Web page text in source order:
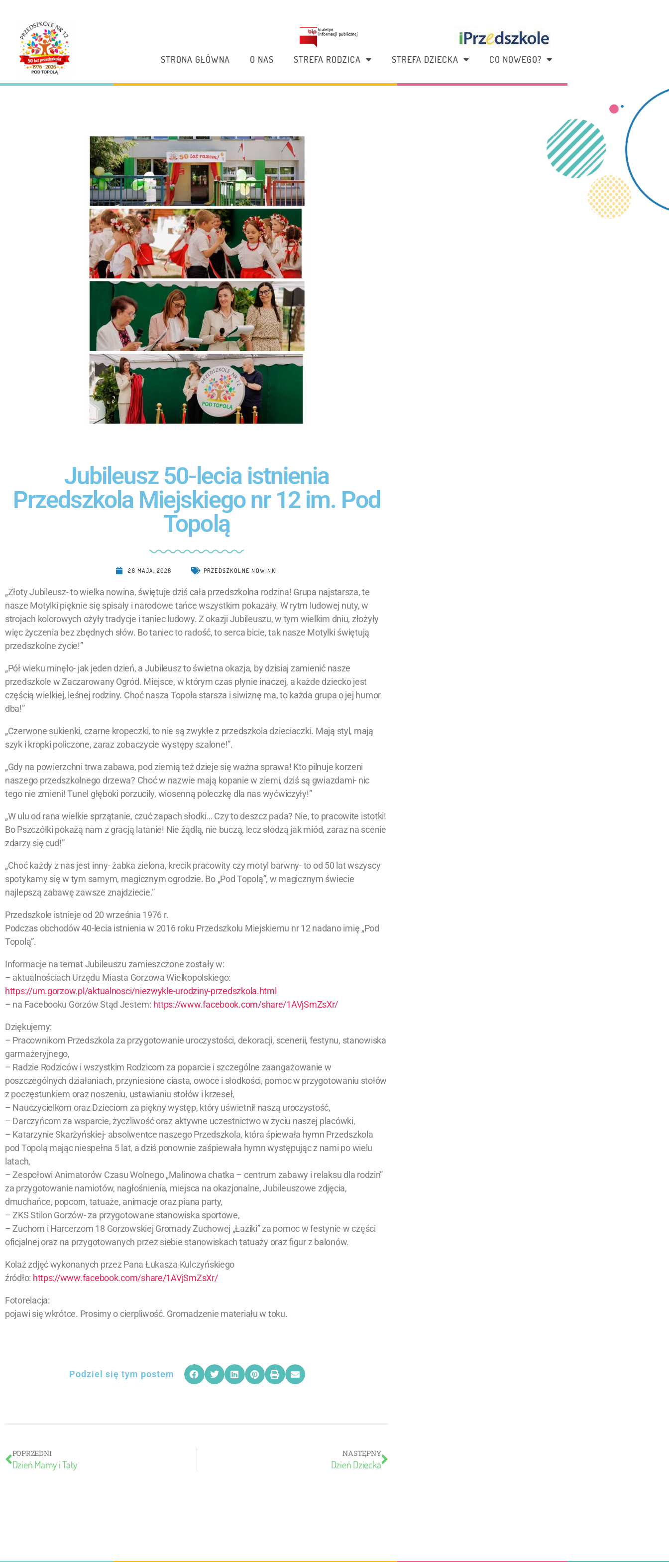
STRONA GŁÓWNA O NAS STREFA RODZICA STREFA DZIECKA CO NOWEGO?
Jubileusz 50-lecia istnienia
Przedszkola Miejskiego nr 12 im. Pod
Topolą
28 MAJA, 2026 PRZEDSZKOLNE NOWINKI
„Złoty Jubileusz- to wielka nowina, świętuje dziś cała przedszkolna rodzina! Grupa najstarsza, te
nasze Motylki pięknie się spisały i narodowe tańce wszystkim pokazały. W rytm ludowej nuty, w
strojach kolorowych ożyły tradycje i taniec ludowy. Z okazji Jubileuszu, w tym wielkim dniu, złożyły
więc życzenia bez zbędnych słów. Bo taniec to radość, to serca bicie, tak nasze Motylki świętują
przedszkolne życie!”
„Pół wieku minęło- jak jeden dzień, a Jubileusz to świetna okazja, by dzisiaj zamienić nasze
przedszkole w Zaczarowany Ogród. Miejsce, w którym czas płynie inaczej, a każde dziecko jest
częścią wielkiej, leśnej rodziny. Choć nasza Topola starsza i siwiznę ma, to każda grupa o jej humor
dba!”
„Czerwone sukienki, czarne kropeczki, to nie są zwykłe z przedszkola dzieciaczki. Mają styl, mają
szyk i kropki policzone, zaraz zobaczycie występy szalone!”.
„Gdy na powierzchni trwa zabawa, pod ziemią też dzieje się ważna sprawa! Kto pilnuje korzeni
naszego przedszkolnego drzewa? Choć w nazwie mają kopanie w ziemi, dziś są gwiazdami- nic
tego nie zmieni! Tunel głęboki porzuciły, wiosenną poleczkę dla nas wyćwiczyły!”
„W ulu od rana wielkie sprzątanie, czuć zapach słodki… Czy to deszcz pada? Nie, to pracowite istotki!
Bo Pszczółki pokażą nam z gracją latanie! Nie żądlą, nie buczą, lecz słodzą jak miód, zaraz na scenie
zdarzy się cud!”
„Choć każdy z nas jest inny- żabka zielona, krecik pracowity czy motyl barwny- to od 50 lat wszyscy
spotykamy się w tym samym, magicznym ogrodzie. Bo „Pod Topolą”, w magicznym świecie
najlepszą zabawę zawsze znajdziecie.”
Przedszkole istnieje od 20 września 1976 r.
Podczas obchodów 40-lecia istnienia w 2016 roku Przedszkolu Miejskiemu nr 12 nadano imię „Pod
Topolą”.
Informacje na temat Jubileuszu zamieszczone zostały w:
– aktualnościach Urzędu Miasta Gorzowa Wielkopolskiego:
https://um.gorzow.pl/aktualnosci/niezwykle-urodziny-przedszkola.html
– na Facebooku Gorzów Stąd Jestem: https://www.facebook.com/share/1AVjSmZsXr/
Dziękujemy:
– Pracownikom Przedszkola za przygotowanie uroczystości, dekoracji, scenerii, festynu, stanowiska
garmażeryjnego,
– Radzie Rodziców i wszystkim Rodzicom za poparcie i szczególne zaangażowanie w
poszczególnych działaniach, przyniesione ciasta, owoce i słodkości, pomoc w przygotowaniu stołów
z poczęstunkiem oraz noszeniu, ustawianiu stołów i krzeseł,
– Nauczycielkom oraz Dzieciom za piękny występ, który uświetnił naszą uroczystość,
– Darczyńcom za wsparcie, życzliwość oraz aktywne uczestnictwo w życiu naszej placówki,
– Katarzynie Skarżyńskiej- absolwentce naszego Przedszkola, która śpiewała hymn Przedszkola
pod Topolą mając niespełna 5 lat, a dziś ponownie zaśpiewała hymn występując z nami po wielu
latach,
– Zespołowi Animatorów Czasu Wolnego „Malinowa chatka – centrum zabawy i relaksu dla rodzin”
za przygotowanie namiotów, nagłośnienia, miejsca na okazjonalne, Jubileuszowe zdjęcia,
dmuchańce, popcorn, tatuaże, animacje oraz piana party,
– ZKS Stilon Gorzów- za przygotowane stanowiska sportowe,
– Zuchom i Harcerzom 18 Gorzowskiej Gromady Zuchowej „Łaziki” za pomoc w festynie w części
oficjalnej oraz na przygotowanych przez siebie stanowiskach tatuaży oraz figur z balonów.
Kolaż zdjęć wykonanych przez Pana Łukasza Kulczyńskiego
źródło: https://www.facebook.com/share/1AVjSmZsXr/
Fotorelacja:
pojawi się wkrótce. Prosimy o cierpliwość. Gromadzenie materiału w toku.
Podziel się tym postem
POPRZEDNI
Dzień Mamy i Taty
NASTĘPNY
Dzień Dziecka